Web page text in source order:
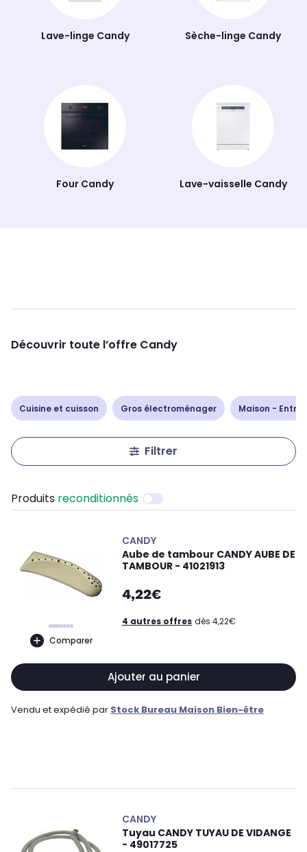
Lave-linge Candy Sèche-linge Candy
Four Candy Lave-vaisselle Candy
Découvrir toute l’offre Candy
Cuisine et cuisson Gros électroménager Maison -
Filtrer
Produits reconditionnés
Comparer
CANDY
Aube de tambour CANDY AUBE DE
TAMBOUR - 41021913
4,22€
4 autres offres dès 4,22€
Ajouter au panier
Vendu et expédié par Stock Bureau Maison Bien-être
CANDY
Tuyau CANDY TUYAU DE VIDANGE
- 49017725